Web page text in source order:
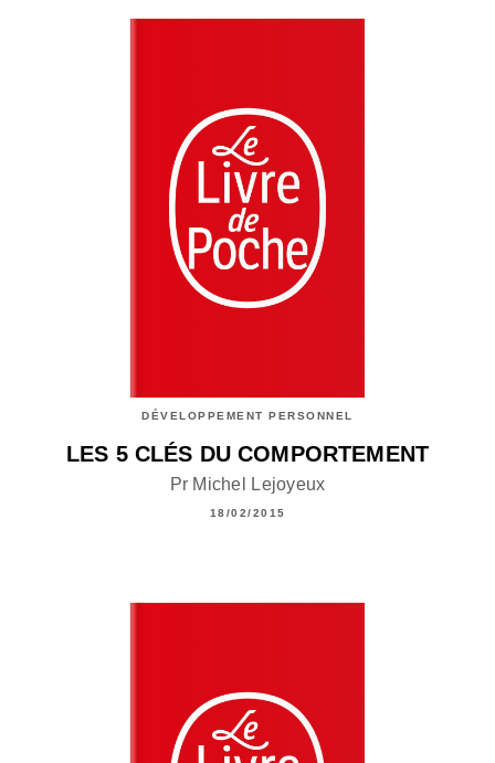
DÉVELOPPEMENT PERSONNEL
LES 5 CLÉS DU COMPORTEMENT
Pr Michel Lejoyeux
18/02/2015